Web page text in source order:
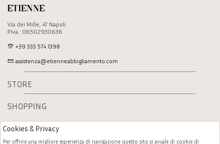
Etienne
Via dei Mille, 47 Napoli
P.Iva : 06502930636
+39 333 574 1398
assistenza@etienneabbigliamento.com
STORE
SHOPPING
Cookies & Privacy
Per offrire una migliore esperienza di navigazione questo sito si avvale di cookie di